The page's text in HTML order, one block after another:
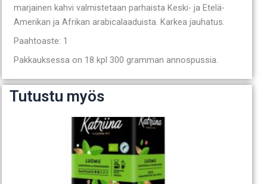
marjainen kahvi valmistetaan parhaista Keski- ja Etelä-
Amerikan ja Afrikan arabicalaaduista. Karkea jauhatus.
Paahtoaste: 1
Pakkauksessa on 18 kpl 300 gramman annospussia.
Tutustu myös